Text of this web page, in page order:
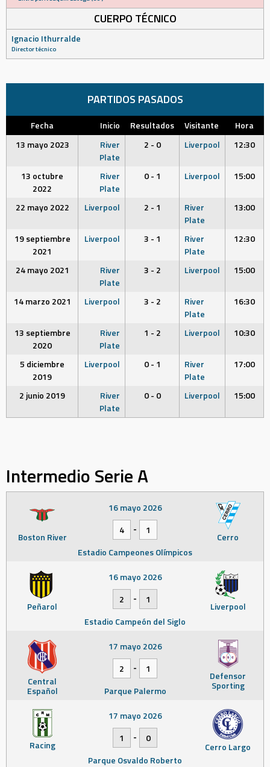
CUERPO TÉCNICO
Ignacio Ithurralde
Director técnico
PARTIDOS PASADOS
Fecha Inicio Resultados Visitante
Hora
13 mayo 2023
River
Plate
2 - 0 Liverpool 12:30
13 octubre
2022
River
Plate
0 - 1 Liverpool 15:00
22 mayo 2022 Liverpool 2 - 1
River
Plate
13:00
19 septiembre
2021
Liverpool 3 - 1
River
Plate
12:30
24 mayo 2021
River
Plate
3 - 2 Liverpool 15:00
14 marzo 2021 Liverpool 3 - 2
River
Plate
16:30
13 septiembre
2020
River
Plate
1 - 2 Liverpool 10:30
5 diciembre
2019
Liverpool 0 - 1
River
Plate
17:00
2 junio 2019
River
Plate
0 - 0 Liverpool 15:00
Intermedio Serie A
Boston River Cerro
16 mayo 2026
4
-
1
Estadio Campeones Olímpicos
Peñarol Liverpool
16 mayo 2026
2
-
1
Estadio Campeón del Siglo
Central
Español
Defensor
Sporting
17 mayo 2026
2
-
1
Parque Palermo
Racing Cerro Largo
17 mayo 2026
1
-
0
Parque Osvaldo Roberto